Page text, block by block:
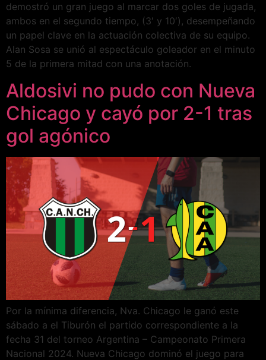
demostró un gran juego al marcar dos goles de jugada,
ambos en el segundo tiempo, (3′ y 10′), desempeñando
un papel clave en la actuación colectiva de su equipo.
Alan Sosa se unió al espectáculo goleador en el minuto
5 de la primera mitad con una anotación.
Aldosivi no pudo con Nueva
Chicago y cayó por 2-1 tras
gol agónico
Por la mínima diferencia, Nva. Chicago le ganó este
sábado a el Tiburón el partido correspondiente a la
fecha 31 del torneo Argentina – Campeonato Primera
Nacional 2024. Nueva Chicago dominó el juego para